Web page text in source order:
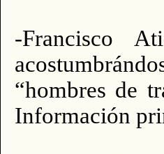
-Francisco
“hombres de
Información